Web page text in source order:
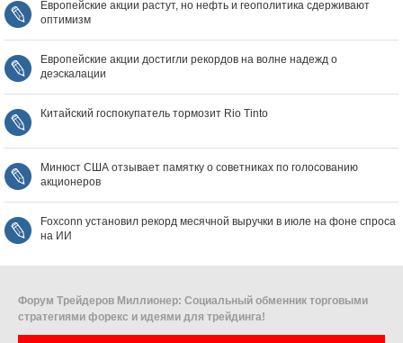
Европейские акции растут, но нефть и геополитика сдерживают
оптимизм
Европейские акции достигли рекордов на волне надежд о
деэскалации
Китайский госпокупатель тормозит Rio Tinto
Минюст США отзывает памятку о советниках по голосованию
акционеров
Foxconn установил рекорд месячной выручки в июле на фоне спроса
на ИИ
Форум Трейдеров Миллионер: Социальный обменник торговыми
стратегиями форекс и идеями для трейдинга!